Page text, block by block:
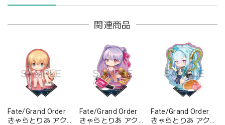
関連商品
Fate/Grand Order
きゃらとりあ アクリ
Fate/Grand Order
きゃらとりあ アクリ
Fate/Grand Order
きゃらとりあ アクリ